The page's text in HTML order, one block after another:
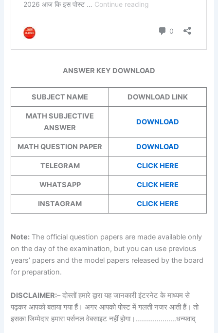
ANSWER KEY DOWNLOAD
SUBJECT NAME DOWNLOAD LINK
MATH SUBJECTIVE
ANSWER
DOWNLOAD
MATH QUESTION PAPER DOWNLOAD
TELEGRAM CLICK HERE
WHATSAPP CLICK HERE
INSTAGRAM CLICK HERE
Note: The official question papers are made available only
on the day of the examination, but you can use previous
years’ papers and the model papers released by the board
for preparation.
DISCLAIMER:– दोस्तों हमारे द्वारा यह जानकारी इंटरनेट के माध्यम से
पढ़कर आपको बताया गया हैं। अगर आपको पोस्ट में गलती नजर आती हैं। तो
इसका जिम्मेदार हमारा पर्सनल वेबसाइट नहीं होगा।…………………धन्यवाद्